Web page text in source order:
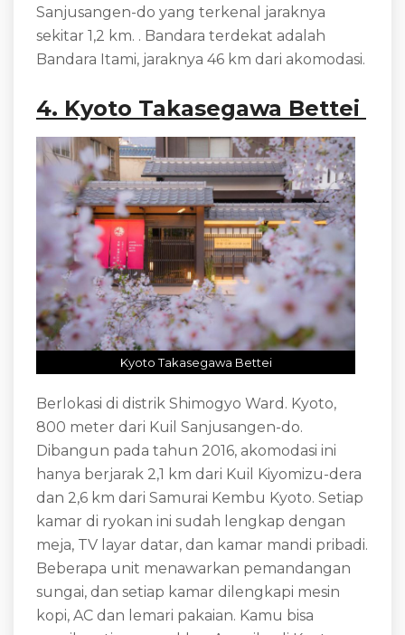
Sanjusangen-do yang terkenal jaraknya
sekitar 1,2 km. . Bandara terdekat adalah
Bandara Itami, jaraknya 46 km dari akomodasi.
4. Kyoto Takasegawa Bettei
Kyoto Takasegawa Bettei
Berlokasi di distrik Shimogyo Ward. Kyoto,
800 meter dari Kuil Sanjusangen-do.
Dibangun pada tahun 2016, akomodasi ini
hanya berjarak 2,1 km dari Kuil Kiyomizu-dera
dan 2,6 km dari Samurai Kembu Kyoto. Setiap
kamar di ryokan ini sudah lengkap dengan
meja, TV layar datar, dan kamar mandi pribadi.
Beberapa unit menawarkan pemandangan
sungai, dan setiap kamar dilengkapi mesin
kopi, AC dan lemari pakaian. Kamu bisa